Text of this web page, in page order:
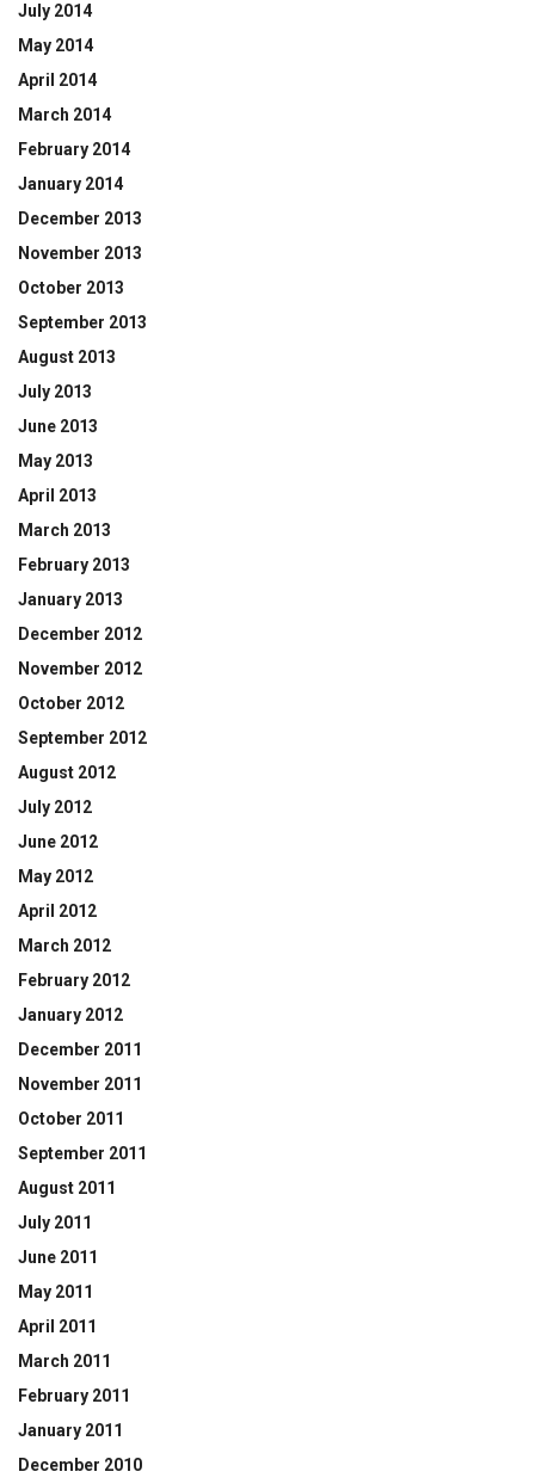
July 2014
May 2014
April 2014
March 2014
February 2014
January 2014
December 2013
November 2013
October 2013
September 2013
August 2013
July 2013
June 2013
May 2013
April 2013
March 2013
February 2013
January 2013
December 2012
November 2012
October 2012
September 2012
August 2012
July 2012
June 2012
May 2012
April 2012
March 2012
February 2012
January 2012
December 2011
November 2011
October 2011
September 2011
August 2011
July 2011
June 2011
May 2011
April 2011
March 2011
February 2011
January 2011
December 2010